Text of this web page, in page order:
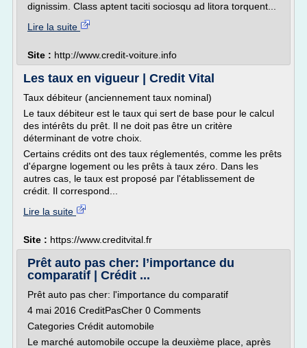
dignissim. Class aptent taciti sociosqu ad litora torquent...
Lire la suite
Site : http://www.credit-voiture.info
Les taux en vigueur | Credit Vital
Taux débiteur (anciennement taux nominal)
Le taux débiteur est le taux qui sert de base pour le calcul
des intérêts du prêt. Il ne doit pas être un critère
déterminant de votre choix.
Certains crédits ont des taux réglementés, comme les prêts
d'épargne logement ou les prêts à taux zéro. Dans les
autres cas, le taux est proposé par l'établissement de
crédit. Il correspond...
Lire la suite
Site : https://www.creditvital.fr
Prêt auto pas cher: l’importance du
comparatif | Crédit ...
Prêt auto pas cher: l'importance du comparatif
4 mai 2016 CreditPasCher 0 Comments
Categories Crédit automobile
Le marché automobile occupe la deuxième place, après